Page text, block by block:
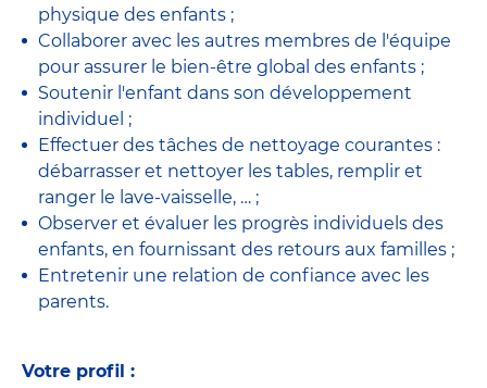
physique des enfants ;
Collaborer avec les autres membres de l'équipe
pour assurer le bien-être global des enfants ;
Soutenir l'enfant dans son développement
individuel ;
Effectuer des tâches de nettoyage courantes :
débarrasser et nettoyer les tables, remplir et
ranger le lave-vaisselle, … ;
Observer et évaluer les progrès individuels des
enfants, en fournissant des retours aux familles ;
Entretenir une relation de confiance avec les
parents.
Votre profil :